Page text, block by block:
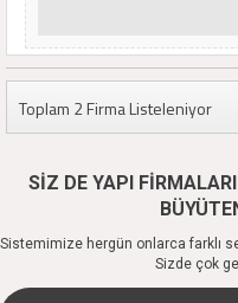
Toplam 2 Firma Listeleniyor
SİZ DE YAPI
Sistemimize hergün onlarca farklı
Sizde çok